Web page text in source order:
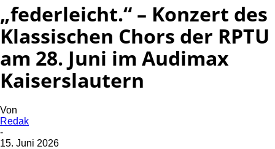
„federleicht.“ – Konzert des
Klassischen Chors der RPTU
am 28. Juni im Audimax
Kaiserslautern
Von
Redak
-
15. Juni 2026